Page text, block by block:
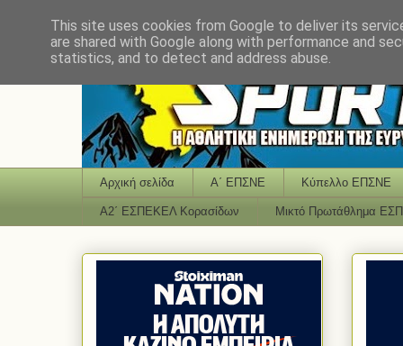
Αρχική σελίδα Α΄ ΕΠΣΝΕ Κύπελλο ΕΠΣΝΕ
Α2΄ ΕΣΠΕΚΕΛ Κορασίδων Μικτό Πρωτάθλημα
This site uses cookies from Google to deliver its
are shared with Google along with performance and
statistics, and to detect and address abuse.